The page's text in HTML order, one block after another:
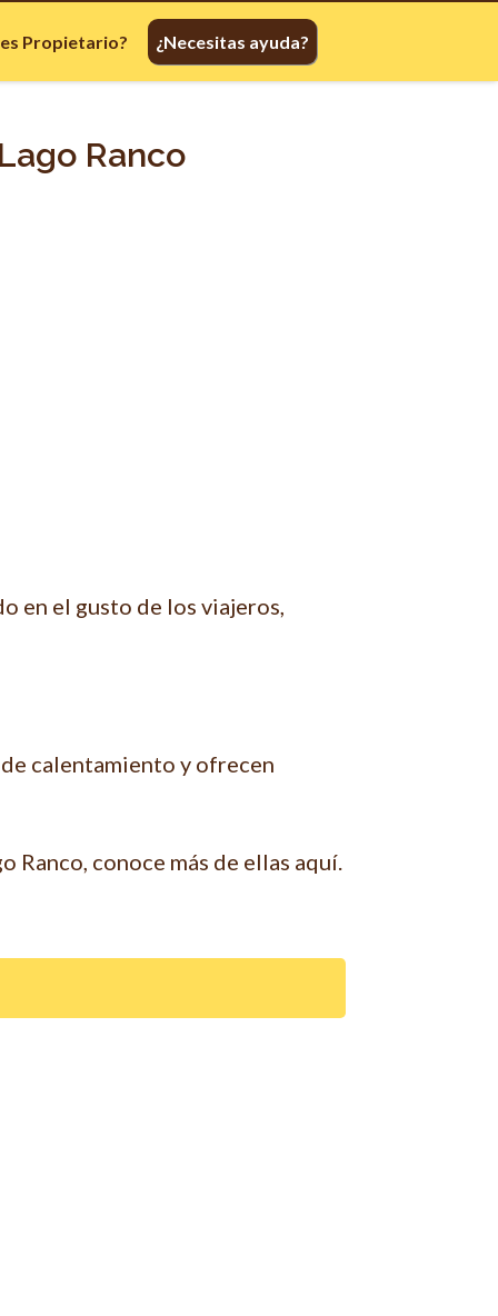
Propietario? ¿Necesitas ayuda?
Ranco
en el gusto de los viajeros,
calentamiento y ofrecen
Ranco, conoce más de ellas aquí.